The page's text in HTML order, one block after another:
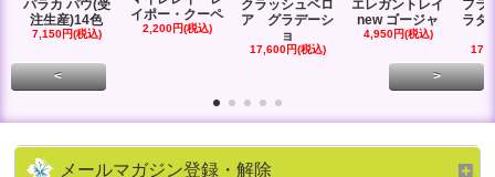
パラカ パウ(受
注生産)14色
7,150円(税込)
イポー・クーペ
2,200円(税込)
クラッシュベロ
ア グラデーシ
ョ
17,600円(税込)
エレガントレイ
new ゴージャ
4,950円(税込)
フラ
ラ
< >
メールマガジン登録・解除